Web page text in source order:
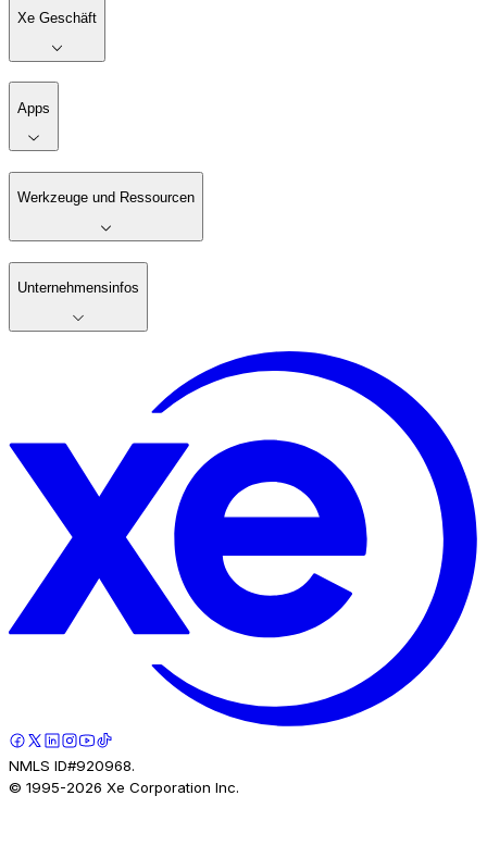
Xe Geschäft
Apps
Werkzeuge und Ressourcen
Unternehmensinfos
NMLS ID#920968.
© 1995-2026 Xe Corporation Inc.